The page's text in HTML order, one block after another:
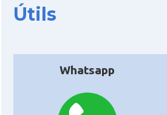
Útils
Whatsapp